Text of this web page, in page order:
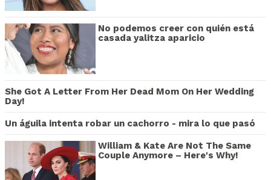
No podemos creer con quién está
casada yalitza aparicio
She Got A Letter From Her Dead Mom On Her Wedding
Day!
Un águila intenta robar un cachorro - mira lo que pasó
William & Kate Are Not The Same
Couple Anymore – Here's Why!